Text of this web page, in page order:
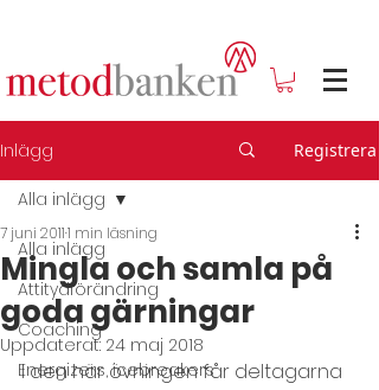
Inlägg Registrera
Alla inlägg
Attitydförändring
Coaching
Energizers, icebreakers
Alla inlägg
Mingla och samla på
goda gärningar
7 juni 20111 min läsning
Uppdaterat: 24 maj 2018
I den här övningen får deltagarna